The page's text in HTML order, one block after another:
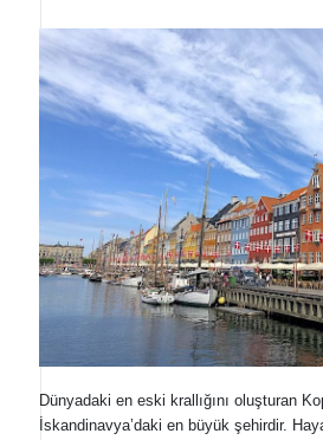
Dünyadaki en eski krallığını oluşturan
İskandinavya’daki en büyük şehirdir.